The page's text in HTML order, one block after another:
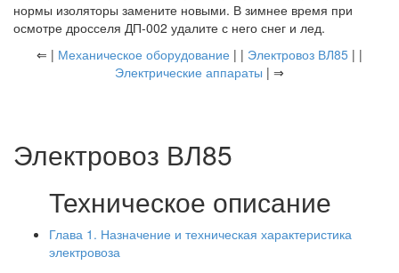
нормы изоляторы замените новыми. В зимнее время при
осмотре дросселя ДП-002 удалите с него снег и лед.
⇐ | Механическое оборудование | | Электровоз ВЛ85 | |
Электрические аппараты | ⇒
Электровоз ВЛ85
Техническое описание
Глава 1. Назначение и техническая характеристика
электровоза